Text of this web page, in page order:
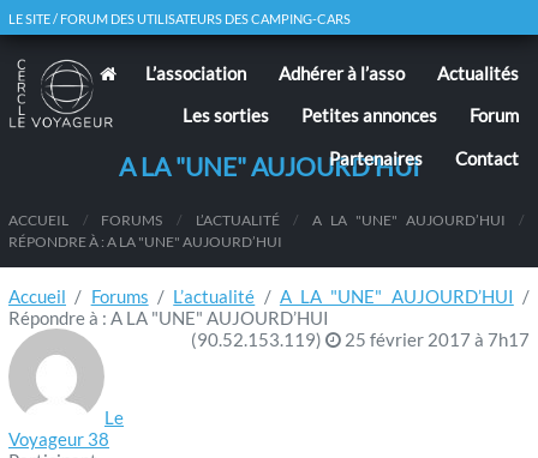
LE SITE / FORUM DES UTILISATEURS DES CAMPING-CARS
L’association Adhérer à l’asso
Actualités
Les sorties
Petites annonces
Forum
Partenaires
Contact
A LA "UNE" AUJOURD’HUI
ACCUEIL / FORUMS / L’ACTUALITÉ / A LA "UNE" AUJOURD’HUI
/
RÉPONDRE À : A LA "UNE" AUJOURD’HUI
Accueil / Forums / L’actualité / A LA "UNE" AUJOURD’HUI /
Répondre à : A LA "UNE" AUJOURD’HUI
(90.52.153.119)
25 février 2017 à 7h17
Le
Voyageur 38